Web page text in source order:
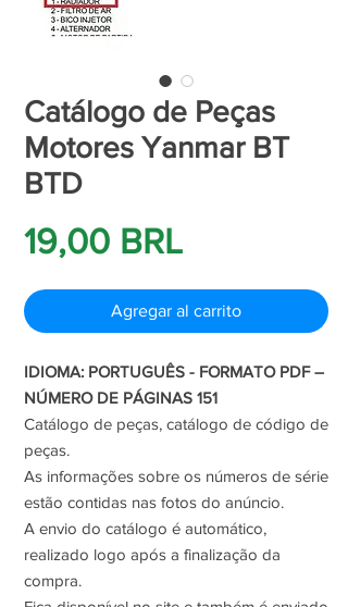
Catálogo de Peças
Motores Yanmar BT
BTD
19,00 BRLPrecio
Agregar al carrito
IDIOMA: PORTUGUÊS - FORMATO PDF –
NÚMERO DE PÁGINAS 151
Catálogo de peças, catálogo de código de
peças.
As informações sobre os números de série
estão contidas nas fotos do anúncio.
A envio do catálogo é automático,
realizado logo após a finalização da
compra.